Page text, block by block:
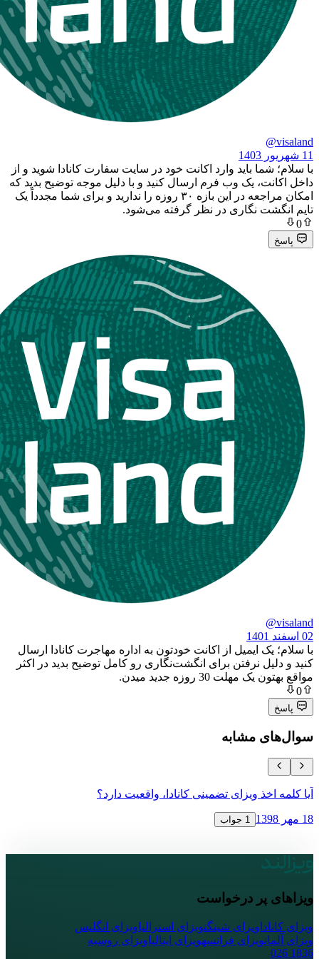
باید وارد اکانت خود در سایت سفارت کانادا شوید و از
یک وب فرم ارسال کنید و با دلیل موجه توضیح بدید که
امکان مراجعه در این بازه ۳۰ روزه را ندارید و برای شما مجدداً یک
نگاری در نظر گرفته می‌شود.
ایمیل از اکانت خودتون به اداره مهاجرت کانادا ارسال
نرفتن برای انگشت‌نگاری رو کامل توضیح بدید در اکثر
30 روزه جدید میدن.
مشابه
ویزای تضمینی کانادا، واقعیت دارد؟
1 جواب
پر درخواست
ویزای شینگنویزای استرالیا ویزای انگلیس
ویزای فرانسه ویزای ایتالیاویزای روسیه